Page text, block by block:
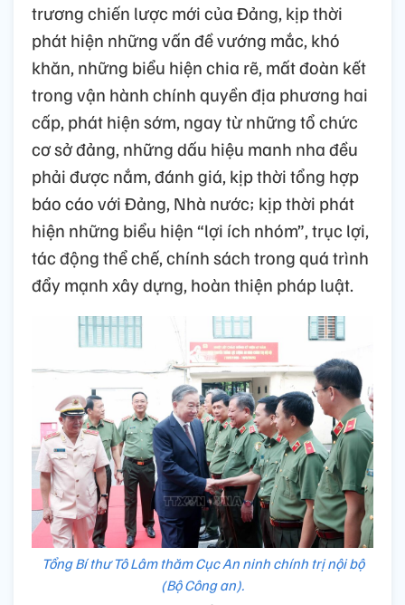
trương chiến lược mới của Đảng, kịp thời
phát hiện những vấn đề vướng mắc, khó
khăn, những biểu hiện chia rẽ, mất đoàn kết
trong vận hành chính quyền địa phương hai
cấp, phát hiện sớm, ngay từ những tổ chức
cơ sở đảng, những dấu hiệu manh nha đều
phải được nắm, đánh giá, kịp thời tổng hợp
báo cáo với Đảng, Nhà nước; kịp thời phát
hiện những biểu hiện “lợi ích nhóm”, trục lợi,
tác động thể chế, chính sách trong quá trình
đẩy mạnh xây dựng, hoàn thiện pháp luật.
Tổng Bí thư Tô Lâm thăm Cục An ninh chính trị nội bộ
(Bộ Công an).